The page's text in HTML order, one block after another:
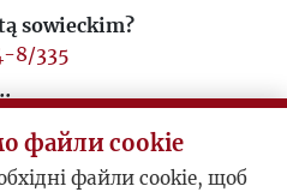
sowieckim?
8/335
файли cookie
файли cookie, щоб